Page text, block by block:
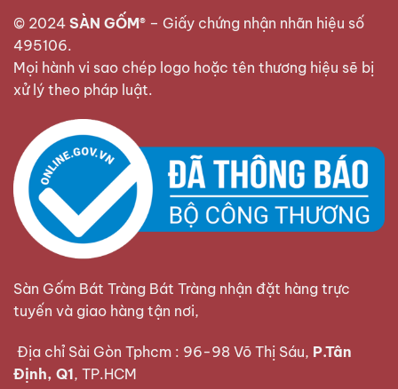
Tài trong gia đình. Việc dâng lên bề trên những lễ
vật đầy đủ, chu đáo, thể hiện lòng thành với ông
bà tổ tiên và các thần linh, mong bề trên phù hộ
cho sức khỏe, tài lộc, gia đình ấm êm.
© 2024 SÀN GỐM® – Giấy chứng nhận nhãn hiệu số
495106.
Mọi hành vi sao chép logo hoặc tên thương hiệu sẽ bị
xử lý theo pháp luật.
Sàn Gốm Bát Tràng Bát Tràng nhận đặt hàng trực
tuyến và giao hàng tận nơi,
Địa chỉ Sài Gòn Tphcm : 96-98 Võ Thị Sáu, P.Tân
Định, Q1, TP.HCM